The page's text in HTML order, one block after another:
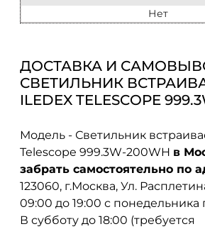
Нет
ДОСТАВКА И
СВЕТИЛЬНИК
ILEDEX TELESCOPE
Модель - Светильник
Telescope 999.3W-200WH в
забрать самостоятельно по
123060, г.Москва, Ул.
09:00 до 19:00 с понедельника
В субботу до 18:00 (требуется